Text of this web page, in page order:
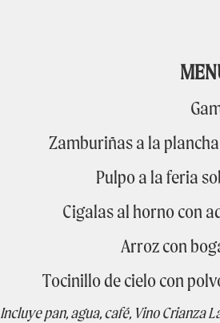
Zamburiñas a la
Pulpo a la feria
Cigalas al horno con
Arroz con
Tocinillo de cielo con
Incluye pan, agua, café, Vino Crianza